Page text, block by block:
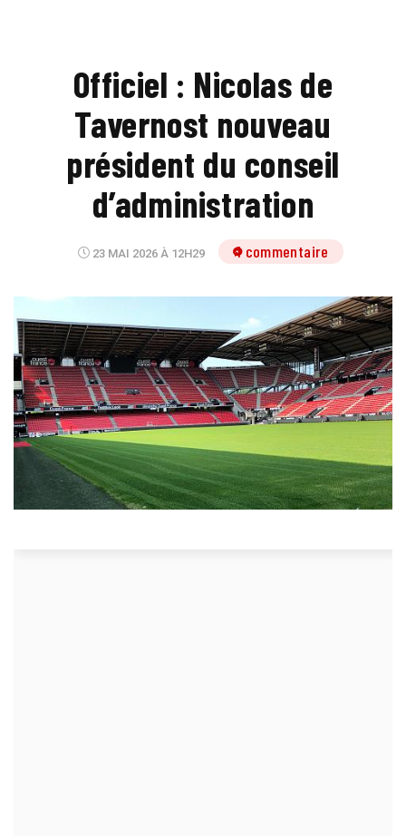
Officiel : Nicolas de
Tavernost nouveau
président du conseil
d’administration
23 MAI 2026 À 12H29 1 commentaire